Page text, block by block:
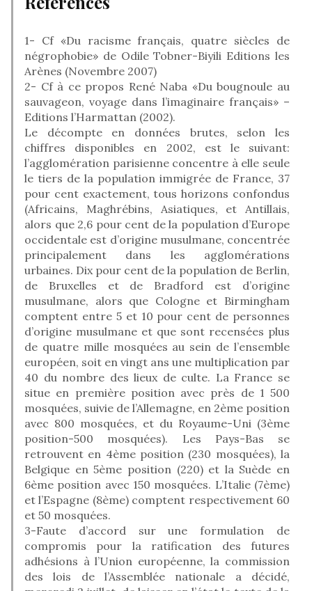
1- Cf «Du racisme français, quatre siècles de
négrophobie» de Odile Tobner-Biyili Editions les
Arènes (Novembre 2007)
2- Cf à ce propos René Naba «Du bougnoule au
sauvageon, voyage dans l’imaginaire français» –
Editions l’Harmattan (2002).
Le décompte en données brutes, selon les
chiffres disponibles en 2002, est le suivant:
l’agglomération parisienne concentre à elle seule
le tiers de la population immigrée de France, 37
pour cent exactement, tous horizons confondus
(Africains, Maghrébins, Asiatiques, et Antillais,
alors que 2,6 pour cent de la population d’Europe
occidentale est d’origine musulmane, concentrée
principalement dans les agglomérations
urbaines. Dix pour cent de la population de Berlin,
de Bruxelles et de Bradford est d’origine
musulmane, alors que Cologne et Birmingham
comptent entre 5 et 10 pour cent de personnes
d’origine musulmane et que sont recensées plus
de quatre mille mosquées au sein de l’ensemble
européen, soit en vingt ans une multiplication par
40 du nombre des lieux de culte. La France se
situe en première position avec près de 1 500
mosquées, suivie de l’Allemagne, en 2ème position
avec 800 mosquées, et du Royaume-Uni (3ème
position-500 mosquées). Les Pays-Bas se
retrouvent en 4ème position (230 mosquées), la
Belgique en 5ème position (220) et la Suède en
6ème position avec 150 mosquées. L’Italie (7ème)
et l’Espagne (8ème) comptent respectivement 60
et 50 mosquées.
3-Faute d’accord sur une formulation de
compromis pour la ratification des futures
adhésions à l’Union européenne, la commission
des lois de l’Assemblée nationale a décidé,